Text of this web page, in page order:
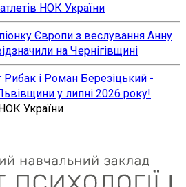
НОК України
Європи з веслування Анну
на Чернігівщині
Рибак і Роман Березіцький -
у липні 2026 року!
України